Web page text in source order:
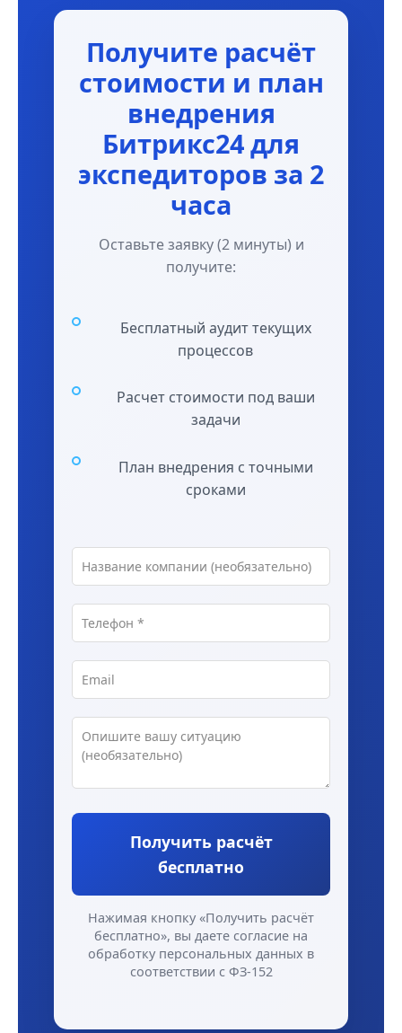
Получите расчёт
стоимости и план
внедрения
Битрикс24 для
экспедиторов за 2
часа
Оставьте заявку (2 минуты) и
получите:
Бесплатный аудит текущих
процессов
Расчет стоимости под ваши
задачи
План внедрения с точными
сроками
Получить расчёт
бесплатно
Нажимая кнопку «Получить расчёт
бесплатно», вы даете согласие на
обработку персональных данных в
соответствии с ФЗ-152